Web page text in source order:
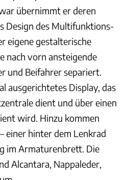
übernimmt er deren
Design des Multifunktions-
eigene gestalterische
nach vorn ansteigende
und Beifahrer separiert.
ausgerichtetes Display, das
dient und über einen
wird. Hinzu kommen
einer hinter dem Lenkrad
im Armaturenbrett. Die
Alcantara, Nappaleder,